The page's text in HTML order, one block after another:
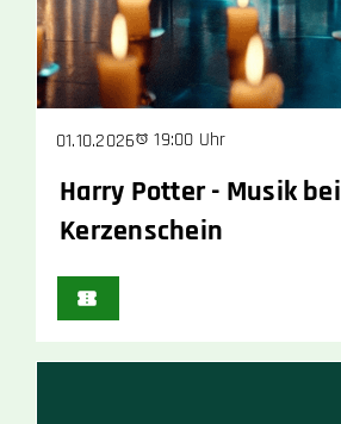
01.10.2026 19:00 Uhr
Harry Potter - Musik bei
Kerzenschein